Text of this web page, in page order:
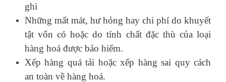
ghi
Những mất mát, hư hỏng hay chi phí do khuyết
tật vốn có hoặc do tính chất đặc thù của loại
hàng hoá được bảo hiểm.
Xếp hàng quá tải hoặc xếp hàng sai quy cách
an toàn về hàng hoá.